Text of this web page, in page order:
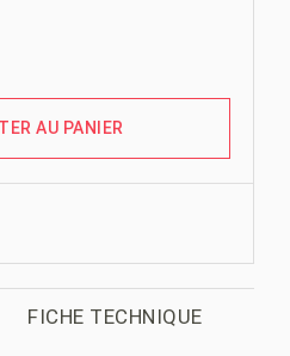
AU PANIER
FICHE TECHNIQUE